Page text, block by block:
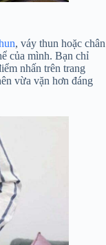
, váy thun hoặc chân
của mình. Bạn chỉ
nhấn trên trang
vừa vặn hơn đáng